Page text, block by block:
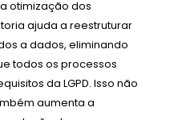
otimização dos
ajuda a reestruturar
a dados, eliminando
todos os processos
da LGPD. Isso não
aumenta a